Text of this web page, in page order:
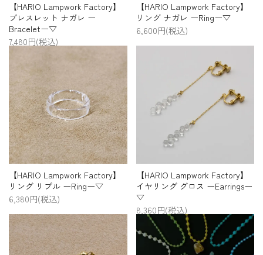
【HARIO Lampwork Factory】
ブレスレット ナガレ ー
Braceletー▽
7,480円(税込)
【HARIO Lampwork Factory】
リング ナガレ ーRingー▽
6,600円(税込)
【HARIO Lampwork Factory】
リング リプル ーRingー▽
6,380円(税込)
【HARIO Lampwork Factory】
イヤリング グロス ーEarringsー
▽
8,360円(税込)